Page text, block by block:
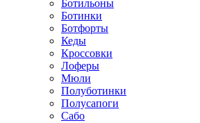
Ботильоны
Ботинки
Ботфорты
Кеды
Кроссовки
Лоферы
Мюли
Полуботинки
Полусапоги
Сабо